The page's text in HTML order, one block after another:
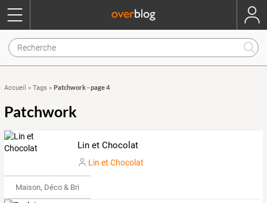
Accueil » Tags » Patchwork - page 4
Patchwork
Lin et Chocolat
Lin et Chocolat
Maison, Déco & Bricolage